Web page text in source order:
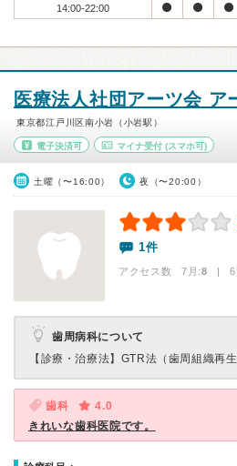
14:00-22:00
医療法人社団アーツ会 ア
東京都江戸川区南小岩（小岩駅）
電子決済可 マイナ受付(スマホ可)
土曜（〜16:00） 夜（〜20:00）
1件
アクセス数 7月:8 | 6
歯周病科について
【診療・治療法】 GTR法（歯周組織再生
歯科
4.0
きれいな歯科医院です。